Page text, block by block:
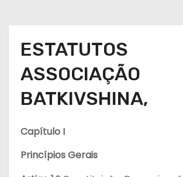
ESTATUTOS
ASSOCIAÇÃO
BATKIVSHINA,
Capítulo I
Princípios Gerais